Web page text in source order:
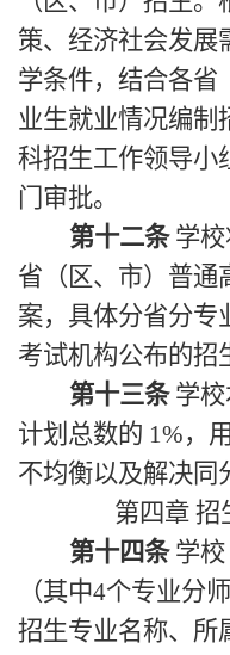
策、经济社会发展
学条件，结合各省
业生就业情况编制
科招生工作领导小
门审批。
第十二条 学
省（区、市）普通
案，具体分省分专
考试机构公布的招
第十三条 学
计划总数的 1%，
不均衡以及解决同
第四章 招
第十四条 学
（其中4个专业分
招生专业名称、所